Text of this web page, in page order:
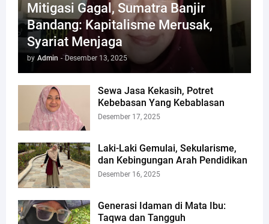
Mitigasi Gagal, Sumatra Banjir
Bandang: Kapitalisme Merusak,
Syariat Menjaga
by Admin - Desember 13, 2025
Sewa Jasa Kekasih, Potret
Kebebasan Yang Kebablasan
Desember 17, 2025
Laki-Laki Gemulai, Sekularisme,
dan Kebingungan Arah Pendidikan
Desember 16, 2025
Generasi Idaman di Mata Ibu:
Taqwa dan Tangguh